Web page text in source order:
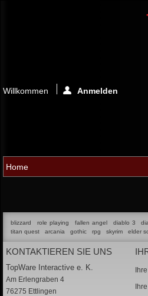
Willkommen Anmelden
blizzard role playing fallen angel diablo 3
titan quest
arcania gothic rpg skyrim elder
KONTAKTIEREN SIE UNS
TopWare Interactive e. K.
Am Erlengraben 4
76275 Ettlingen